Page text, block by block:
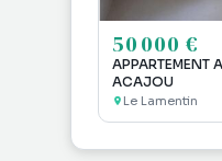
50 000 €
APPARTEMENT
ACAJOU
Le Lamentin